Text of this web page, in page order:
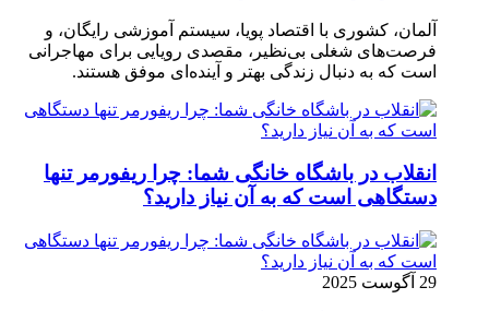
آلمان، کشوری با اقتصاد پویا، سیستم آموزشی رایگان، و
فرصت‌های شغلی بی‌نظیر، مقصدی رویایی برای مهاجرانی
است که به دنبال زندگی بهتر و آینده‌ای موفق هستند.
انقلاب در باشگاه خانگی شما: چرا ریفورمر تنها
دستگاهی است که به آن نیاز دارید؟
29 آگوست 2025